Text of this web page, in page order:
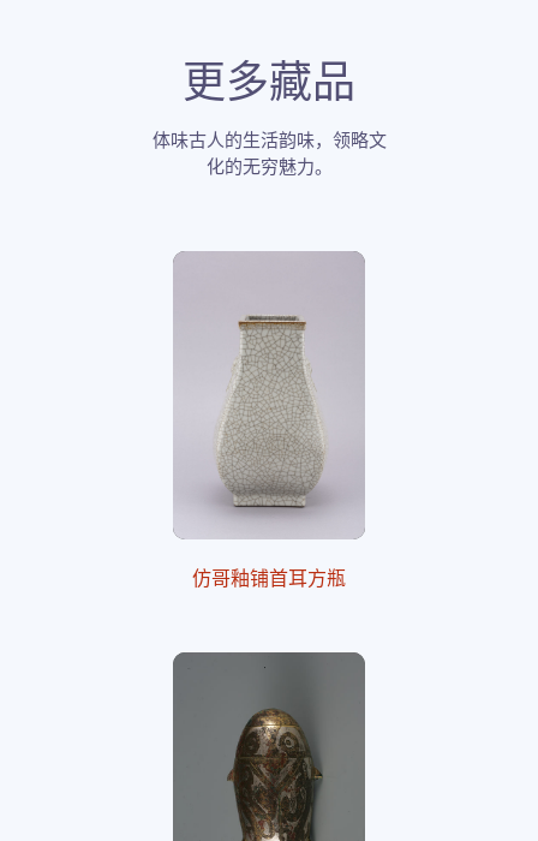
更多藏品
体味古人的生活韵味，领略文
化的无穷魅力。
仿哥釉铺首耳方瓶